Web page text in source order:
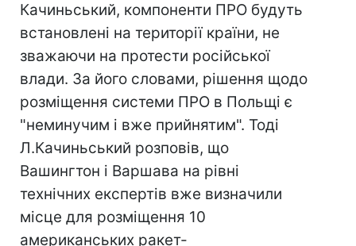
Качиньський, компоненти ПРО будуть
встановлені на території країни, не
зважаючи на протести російської
влади. За його словами, рішення щодо
розміщення системи ПРО в Польщі є
"неминучим і вже прийнятим". Тоді
Л.Качиньський розповів, що
Вашингтон і Варшава на рівні
технічних експертів вже визначили
місце для розміщення 10
американських ракет-